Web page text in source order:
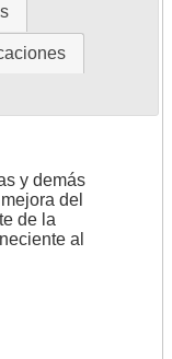
y demás
del
de la
al